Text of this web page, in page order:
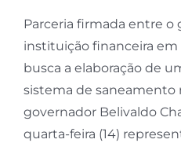
Parceria firmada entre o
instituição financeira em
busca a elaboração de
sistema de saneamento
governador Belivaldo
quarta-feira (14)